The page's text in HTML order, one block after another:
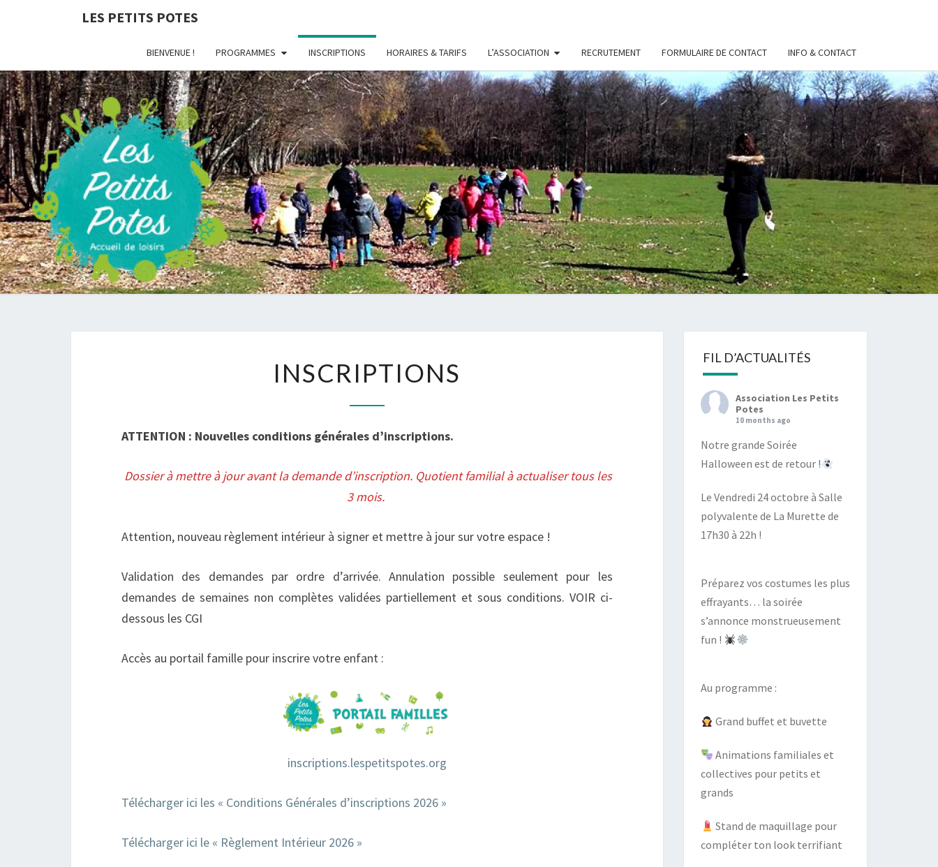
LES PETITS POTES
BIENVENUE ! PROGRAMMES INSCRIPTIONS HORAIRES & TARIFS L’ASSOCIATION RECRUTEMENT FORMULAIRE DE CONTACT INFO & CONTACT
LES
PETITS
Association
D'accueil
De Loisirs
INSCRIPTIONS
ATTENTION : Nouvelles conditions générales d’inscriptions.
Dossier à mettre à jour avant la demande d’inscription. Quotient familial à actualiser tous les
3 mois.
Attention, nouveau règlement intérieur à signer et mettre à jour sur votre espace !
Validation des demandes par ordre d’arrivée. Annulation possible seulement pour les
demandes de semaines non complètes validées partiellement et sous conditions. VOIR ci-
dessous les CGI
Accès au portail famille pour inscrire votre enfant :
inscriptions.lespetitspotes.org
Télécharger ici les « Conditions Générales d’inscriptions 2026 »
Télécharger ici le « Règlement Intérieur 2026 »
FIL D’ACTUALITÉS
Association Les Petits
Potes
10 months ago
Notre grande Soirée
Halloween est de retour !
Le Vendredi 24 octobre à Salle
polyvalente de La Murette de
17h30 à 22h !
Préparez vos costumes les plus
effrayants… la soirée
s’annonce monstrueusement
fun !
Au programme :
Grand buffet et buvette
Animations familiales et
collectives pour petits et
grands
Stand de maquillage pour
compléter ton look terrifiant